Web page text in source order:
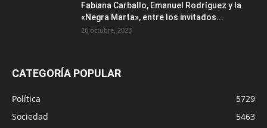
Fabiana Carballo, Emanuel Rodríguez y la
«Negra Marta», entre los invitados...
26 octubre, 2023
CATEGORÍA POPULAR
Política
5729
Sociedad
5463